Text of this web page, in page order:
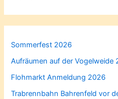
Sommerfest 2026
Aufräumen auf der Vogelweide
Flohmarkt Anmeldung 2026
Trabrennbahn Bahrenfeld vor